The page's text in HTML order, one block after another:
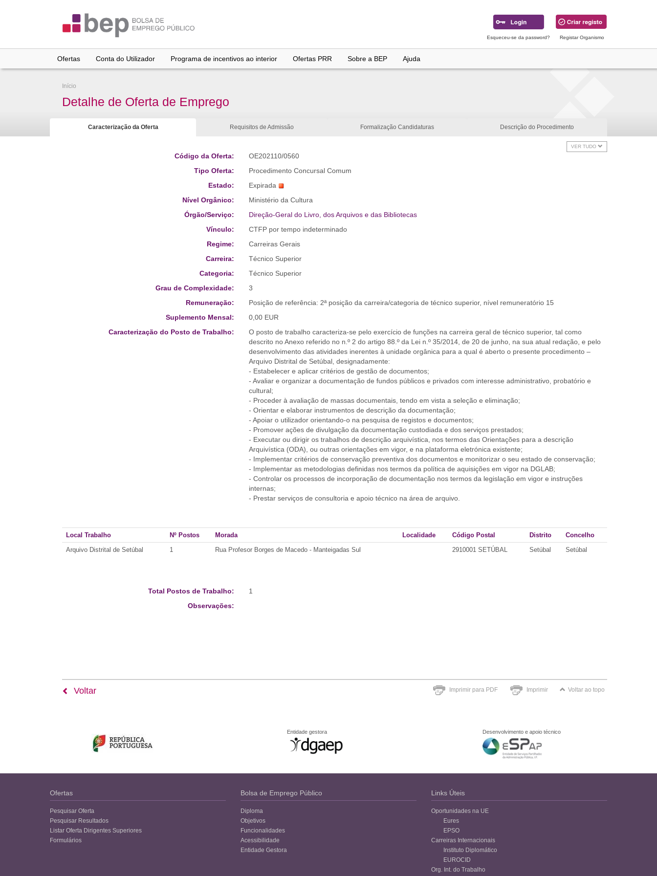
Esqueceu-se da password? Registar Organismo
Ofertas Conta do Utilizador Programa de incentivos ao interior Ofertas PRR Sobre a BEP Ajuda
Início
Detalhe de Oferta de Emprego
Caracterização da Oferta Requisitos de Admissão Formalização Candidaturas Descrição do Procedimento
VER TUDO
Código da Oferta:
OE202110/0560
Tipo Oferta:
Procedimento Concursal Comum
Estado:
Expirada
Nível Orgânico:
Ministério da Cultura
Órgão/Serviço:
Direção-Geral do Livro, dos Arquivos e das Bibliotecas
Vínculo:
CTFP por tempo indeterminado
Regime:
Carreiras Gerais
Carreira:
Técnico Superior
Categoria:
Técnico Superior
Grau de Complexidade:
3
Remuneração:
Posição de referência: 2ª posição da carreira/categoria de técnico superior, nível remuneratório 15
Suplemento Mensal:
0,00 EUR
Caracterização do Posto de Trabalho:
O posto de trabalho caracteriza-se pelo exercício de funções na carreira geral de técnico superior, tal como
descrito no Anexo referido no n.º 2 do artigo 88.º da Lei n.º 35/2014, de 20 de junho, na sua atual redação, e pelo
desenvolvimento das atividades inerentes à unidade orgânica para a qual é aberto o presente procedimento –
Arquivo Distrital de Setúbal, designadamente:
- Estabelecer e aplicar critérios de gestão de documentos;
- Avaliar e organizar a documentação de fundos públicos e privados com interesse administrativo, probatório e
cultural;
- Proceder à avaliação de massas documentais, tendo em vista a seleção e eliminação;
- Orientar e elaborar instrumentos de descrição da documentação;
- Apoiar o utilizador orientando-o na pesquisa de registos e documentos;
- Promover ações de divulgação da documentação custodiada e dos serviços prestados;
- Executar ou dirigir os trabalhos de descrição arquivística, nos termos das Orientações para a descrição
Arquivística (ODA), ou outras orientações em vigor, e na plataforma eletrónica existente;
- Implementar critérios de conservação preventiva dos documentos e monitorizar o seu estado de conservação;
- Implementar as metodologias definidas nos termos da política de aquisições em vigor na DGLAB;
- Controlar os processos de incorporação de documentação nos termos da legislação em vigor e instruções
internas;
- Prestar serviços de consultoria e apoio técnico na área de arquivo.
Local Trabalho Nº Postos Morada Localidade Código Postal Distrito
Concelho
Arquivo Distrital de Setúbal
1 Rua Profesor Borges de Macedo - Manteigadas Sul 2910001 SETÚBAL Setúbal Setúbal
Total Postos de Trabalho:
1
Observações:
Imprimir para PDF Imprimir Voltar ao topo
Voltar
Entidade gestora Desenvolvimento e apoio técnico
Ofertas
Pesquisar Oferta
Pesquisar Resultados
Listar Oferta Dirigentes Superiores
Formulários
Bolsa de Emprego Público
Diploma
Objetivos
Funcionalidades
Acessibilidade
Entidade Gestora
Links Úteis
Oportunidades na UE
Eures
EPSO
Carreiras Internacionais
Instituto Diplomático
EUROCID
Org. Int. do Trabalho